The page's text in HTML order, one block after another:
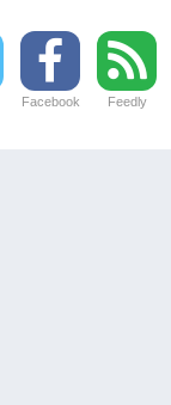
Facebook Feedly